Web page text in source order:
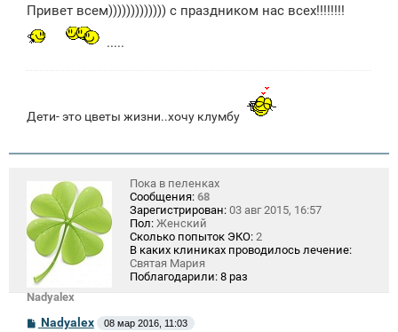
б
е
Привет всем))))))))))))) с праздником нас всех!!!!!!!!
.....
Дети- это цветы жизни..хочу клумбу
Nadyalex
Пока в пеленках
Сообщения: 68
Зарегистрирован: 03 авг 2015, 16:57
Пол: Женский
Сколько попыток ЭКО: 2
В каких клиниках проводилось лечение:
Святая Мария
Поблагодарили: 8 раз
СNadyalex 08 мар 2016, 11:03